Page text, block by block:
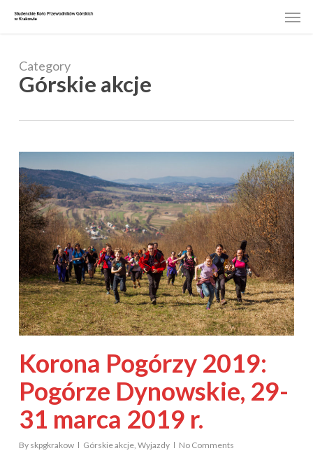
Category
Górskie akcje
Korona Pogórzy 2019:
Pogórze Dynowskie, 29-
31 marca 2019 r.
By skpgkrakow Górskie akcje, Wyjazdy No Comments